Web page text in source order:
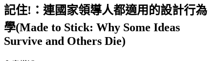
記住!：連國家領導人都適用的設計行為
學(Made to Stick: Why Some Ideas
Survive and Others Die)